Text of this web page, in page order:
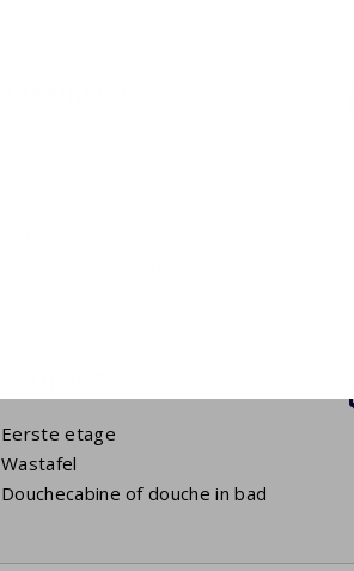
Eerste etage
Wastafel
Douchecabine of douche in bad